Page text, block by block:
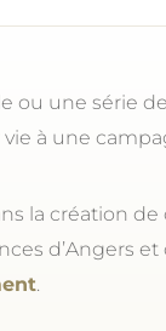
ou une série
à une
la création
d’Angers et
.